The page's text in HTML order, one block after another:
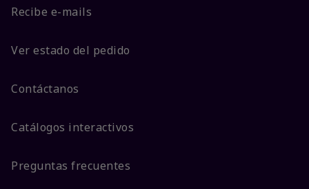
Recibe e-mails
Ver estado del pedido
Contáctanos
Catálogos interactivos
Preguntas frecuentes